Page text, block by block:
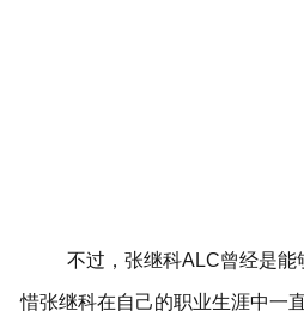
不过，张继科ALC曾经是
惜张继科在自己的职业生涯中一